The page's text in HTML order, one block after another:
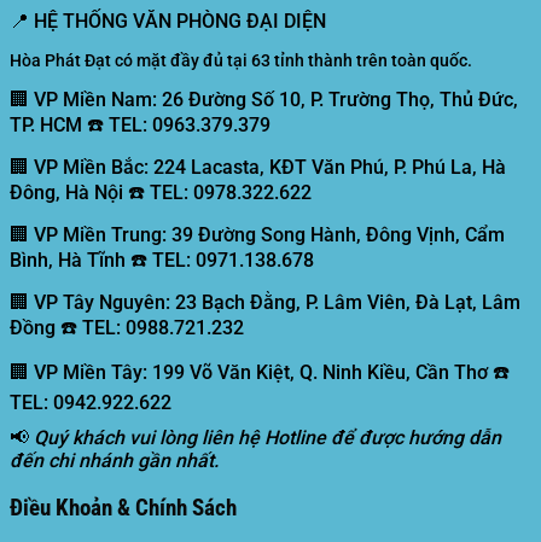
📍 HỆ THỐNG VĂN PHÒNG ĐẠI DIỆN
Hòa Phát Đạt có mặt đầy đủ tại 63 tỉnh thành trên toàn quốc.
🏢 VP Miền Nam: 26 Đường Số 10, P. Trường Thọ, Thủ Đức,
TP. HCM ☎️ TEL: 0963.379.379
🏢 VP Miền Bắc: 224 Lacasta, KĐT Văn Phú, P. Phú La, Hà
Đông, Hà Nội ☎️ TEL: 0978.322.622
🏢 VP Miền Trung: 39 Đường Song Hành, Đông Vịnh, Cẩm
Bình, Hà Tĩnh ☎️ TEL: 0971.138.678
🏢 VP Tây Nguyên: 23 Bạch Đằng, P. Lâm Viên, Đà Lạt, Lâm
Đồng ☎️ TEL: 0988.721.232
🏢 VP Miền Tây: 199 Võ Văn Kiệt, Q. Ninh Kiều, Cần Thơ ☎️
TEL: 0942.922.622
📢 Quý khách vui lòng liên hệ Hotline để được hướng dẫn
đến chi nhánh gần nhất.
Điều Khoản & Chính Sách